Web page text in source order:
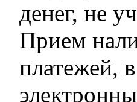
денег, не
Прием
платежей,